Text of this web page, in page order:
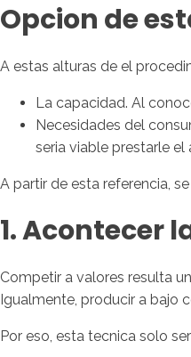
Opcion de
A estas alturas de el
La capacidad. Al
Necesidades del
seri­a viable prestarle
A partir de esta referencia,
1. Acontecer
Competir a valores resulta
Igualmente, producir a bajo
Por eso, esta tecnica solo